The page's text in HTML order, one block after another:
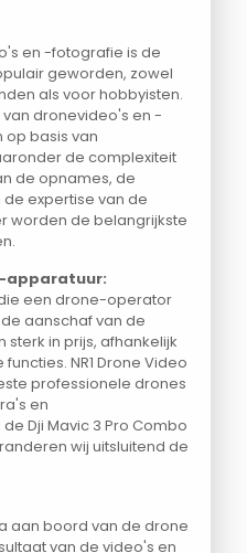
en -fotografie is de
geworden, zowel
als voor hobbyisten.
dronevideo's en -
op basis van
de complexiteit
de opnames, de
expertise van de
worden de belangrijkste
apparatuur:
een drone-operator
aanschaf van de
sterk in prijs, afhankelijk
NR1 Drone Video
professionele drones
en
Dji Mavic 3 Pro Combo
wij uitsluitend de
aan boord van de drone
van de video's en